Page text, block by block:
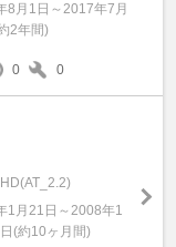
8月1日～2017年7月
2年間)
0 0
1月21日～2008年1
(約10ヶ月間)